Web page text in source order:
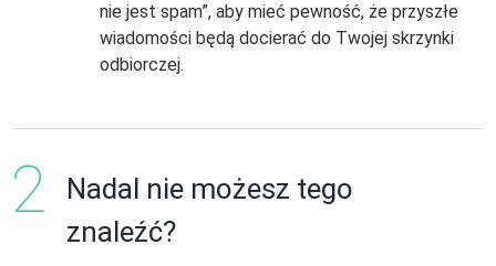
nie jest spam”, aby mieć pewność, że przyszłe
wiadomości będą docierać do Twojej skrzynki
odbiorczej.
Nadal nie możesz tego
znaleźć?